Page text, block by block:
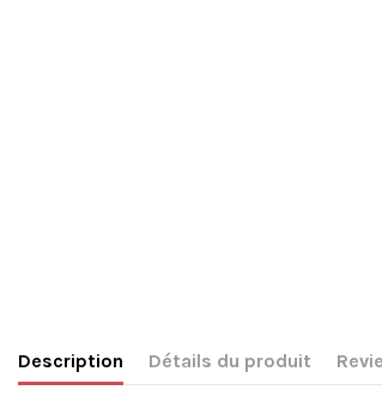
Description Détails du produit